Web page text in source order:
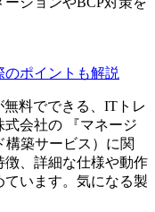
ポイントも解説
料でできる、ITトレ
式会社の 『マネージ
構築サービス ）に関
、詳細な仕様や動作
います。気になる製